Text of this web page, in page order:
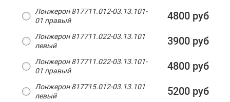
Лонжерон 817711.012-03.13.101-
01 правый
4800 руб
Лонжерон 817711.022-03.13.101
левый
3900 руб
Лонжерон 817711.022-03.13.101-
01 правый
4800 руб
Лонжерон 817715.012-03.13.101
левый
5200 руб